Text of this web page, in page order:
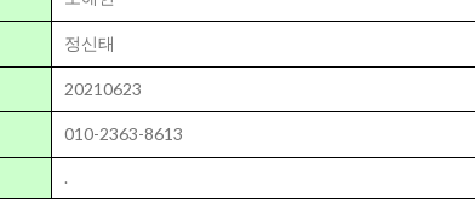
정신태
20210623
010-2363-8613
.